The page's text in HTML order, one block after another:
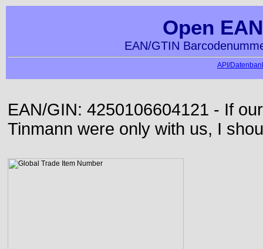
Open
EAN/GTIN
API/
EAN/GIN: 4250106604121 - If
Tinmann were only with us, I